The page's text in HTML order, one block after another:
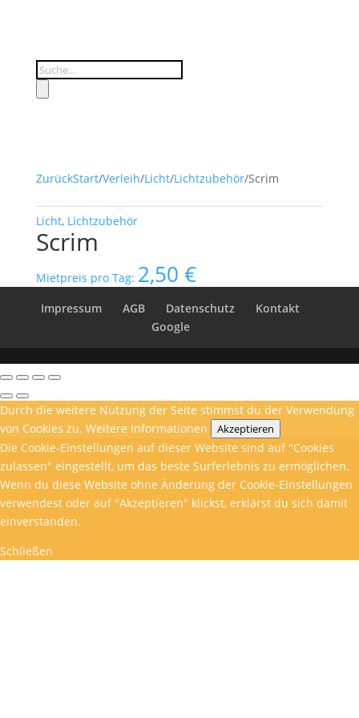
Products
search
ZurückStart/Verleih/Licht/Lichtzubehör/Scrim
Licht, Lichtzubehör
Scrim
Mietpreis pro Tag: 2,50 €
Impressum AGB Datenschutz
Kontakt
Google
Durch die weitere Nutzung der Seite stimmst du der Verwendung
von Cookies zu. Weitere Informationen Akzeptieren
Die Cookie-Einstellungen auf dieser Website sind auf "Cookies
zulassen" eingestellt, um das beste Surferlebnis zu ermöglichen.
Wenn du diese Website ohne Änderung der Cookie-Einstellungen
verwendest oder auf "Akzeptieren" klickst, erklärst du sich damit
einverstanden.
Schließen